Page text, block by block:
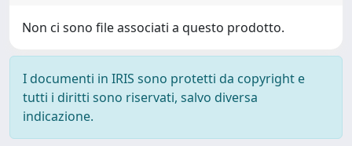
Non ci sono file associati a questo prodotto.
I documenti in IRIS sono protetti da copyright e
tutti i diritti sono riservati, salvo diversa
indicazione.